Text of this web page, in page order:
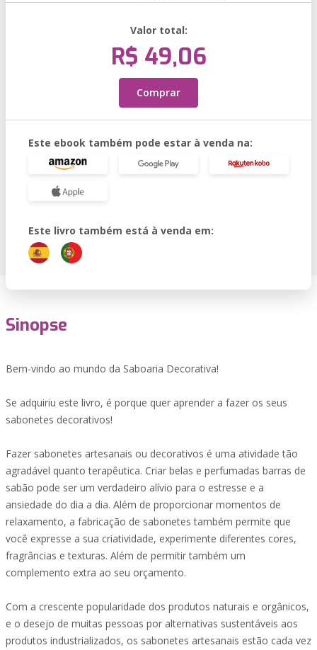
Valor total:
R$ 49,06
Comprar
Este ebook também pode estar à venda na:
Este livro também está à venda em:
Sinopse
Bem-vindo ao mundo da Saboaria Decorativa!
Se adquiriu este livro, é porque quer aprender a fazer os seus
sabonetes decorativos!
Fazer sabonetes artesanais ou decorativos é uma atividade tão
agradável quanto terapêutica. Criar belas e perfumadas barras de
sabão pode ser um verdadeiro alívio para o estresse e a
ansiedade do dia a dia. Além de proporcionar momentos de
relaxamento, a fabricação de sabonetes também permite que
você expresse a sua criatividade, experimente diferentes cores,
fragrâncias e texturas. Além de permitir também um
complemento extra ao seu orçamento.
Com a crescente popularidade dos produtos naturais e orgânicos,
e o desejo de muitas pessoas por alternativas sustentáveis aos
produtos industrializados, os sabonetes artesanais estão cada vez